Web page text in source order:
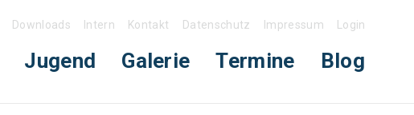
Downloads Intern Kontakt Datenschutz Impressum Login
Jugend Galerie Termine Blog